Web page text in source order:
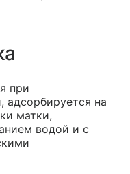
при
адсорбируется на
матки,
водой и с